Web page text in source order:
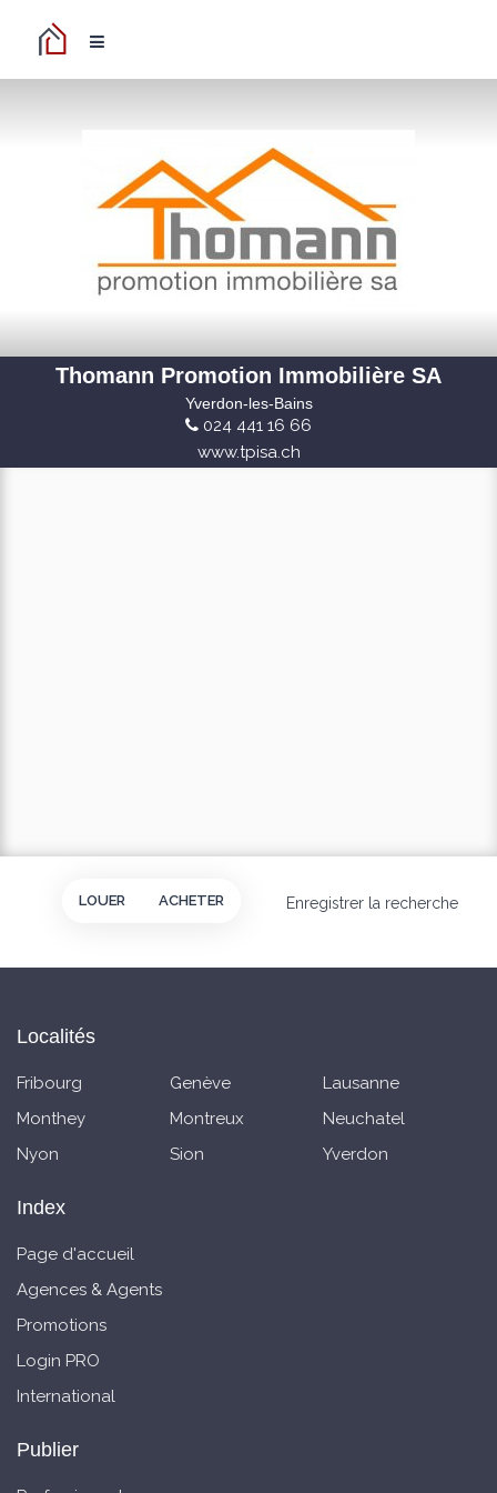
Thomann Promotion Immobilière SA
Yverdon-les-Bains
024 441 16 66
www.tpisa.ch
Enregistrer la recherche
LOUER ACHETER
Localités
Fribourg Genève
Lausanne
Monthey
Montreux
Neuchatel
Nyon
Sion Yverdon
Index
Page d'accueil
Agences & Agents
Promotions
Login PRO
International
Publier